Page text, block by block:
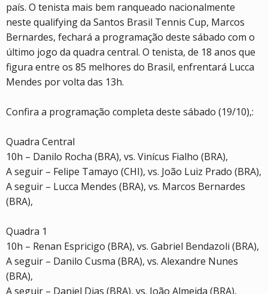
país. O tenista mais bem ranqueado nacionalmente
neste qualifying da Santos Brasil Tennis Cup, Marcos
Bernardes, fechará a programação deste sábado com o
último jogo da quadra central. O tenista, de 18 anos que
figura entre os 85 melhores do Brasil, enfrentará Lucca
Mendes por volta das 13h.
Confira a programação completa deste sábado (19/10),:
Quadra Central
10h – Danilo Rocha (BRA), vs. Vinícus Fialho (BRA),
A seguir – Felipe Tamayo (CHI), vs. João Luiz Prado (BRA),
A seguir – Lucca Mendes (BRA), vs. Marcos Bernardes
(BRA),
Quadra 1
10h – Renan Espricigo (BRA), vs. Gabriel Bendazoli (BRA),
A seguir – Danilo Cusma (BRA), vs. Alexandre Nunes
(BRA),
A seguir – Daniel Dias (BRA), vs. João Almeida (BRA),